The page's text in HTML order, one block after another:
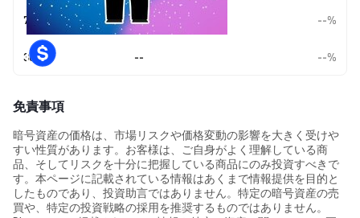
7日 -- --%
30日 -- --%
免責事項
暗号資産の価格は、市場リスクや価格変動の影響を大きく受けや
すい性質があります。お客様は、ご自身がよく理解している商
品、そしてリスクを十分に把握している商品にのみ投資すべきで
す。本ページに記載されている情報はあくまで情報提供を目的と
したものであり、投資助言ではありません。特定の暗号資産の売
買や、特定の投資戦略の採用を推奨するものではありません。